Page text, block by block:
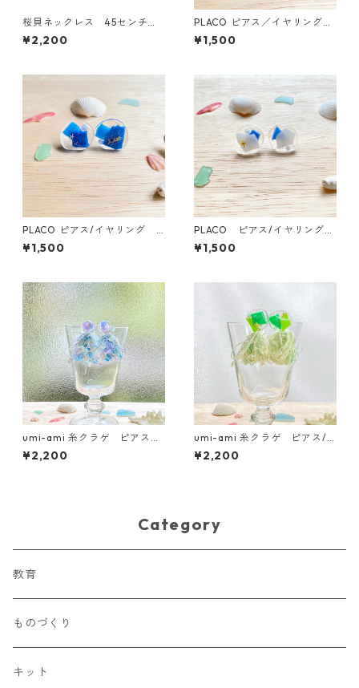
桜貝ネックレス 45センチ
アジャスター付き
¥2,200
PLACO ピアス／イヤリング
ピンク ★海洋プラスチック
を使用したアップサイクルア
¥1,500
PLACO ピアス/イヤリング
ブルー ★海洋プラスチック
を使用したアップサイクルア
¥1,500
PLACO ピアス/イヤリング
白×ブルー ★海洋プラスチッ
クを使用したアップサイクル
¥1,500
umi-ami 糸クラゲ ピアス
パープル ★海洋プラスチッ
ク・漁網を使用したアップサ
¥2,200
umi-ami 糸クラゲ ピアス/
イヤリング グリーン ★海
洋プラスチック・漁網を使用
¥2,200
Category
教育
ものづくり
キット